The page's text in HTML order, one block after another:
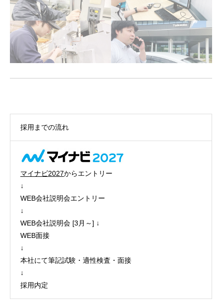
採用までの流れ
マイナビ2027からエントリー
↓
WEB会社説明会エントリー
↓
WEB会社説明会 [3月～] ↓
WEB面接
↓
本社にて筆記試験・適性検査・面接
↓
採用内定